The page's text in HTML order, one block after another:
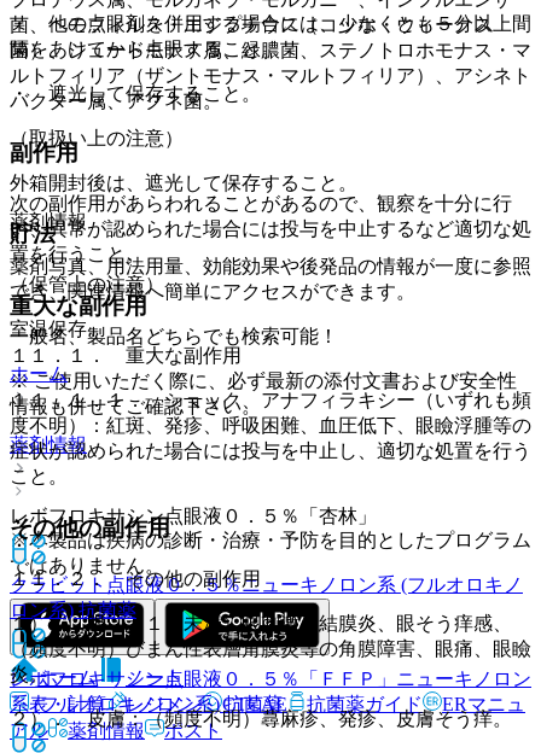
・ 他の点眼剤を併用する場合には、少なくとも５分以上間
隔をあけてから点眼すること。
・ 遮光して保存すること。
（取扱い上の注意）
外箱開封後は、遮光して保存すること。
貯法
（保管上の注意）
室温保存。
ホーム
薬剤情報
レボフロキサシン点眼液０．５％「杏林」
クラビット点眼液０．５％ニューキノロン系 (フルオロキノ
ロン系) 抗菌薬
レボフロキサシン点眼液０．５％「ＦＦＰ」 ニューキノロン
系 (フルオロキノロン系) 抗菌薬
菌、ヘモフィルス・エジプチウス（コッホ・ウィークス
菌）、シュードモナス属、緑膿菌、ステノトロホモナス・マ
ルトフィリア（ザントモナス・マルトフィリア）、アシネト
バクター属、アクネ菌。
副作用
次の副作用があらわれることがあるので、観察を十分に行
い、異常が認められた場合には投与を中止するなど適切な処
置を行うこと。
重大な副作用
１１．１． 重大な副作用
１１．１．１． ショック、アナフィラキシー（いずれも頻
度不明）：紅斑、発疹、呼吸困難、血圧低下、眼瞼浮腫等の
症状が認められた場合には投与を中止し、適切な処置を行う
こと。
その他の副作用
１１．２． その他の副作用
１）． 眼：（１％未満）眼刺激、結膜炎、眼そう痒感、
（頻度不明）びまん性表層角膜炎等の角膜障害、眼痛、眼瞼
炎。
２）． 皮膚：（頻度不明）蕁麻疹、発疹、皮膚そう痒。
薬剤情報
薬剤写真、用法用量、効能効果や後発品の情報が一度に参照
でき、関連情報へ簡単にアクセスができます。
一般名、製品名どちらでも検索可能！
※ ご使用いただく際に、必ず最新の添付文書および安全性
情報も併せてご確認下さい。
※本製品は疾病の診断・治療・予防を目的としたプログラム
ではありません。
ホーム
ノート
表・計算
レジメン CTCAE 抗菌薬ガイド
ERマニュ
アル
薬剤情報 ポスト